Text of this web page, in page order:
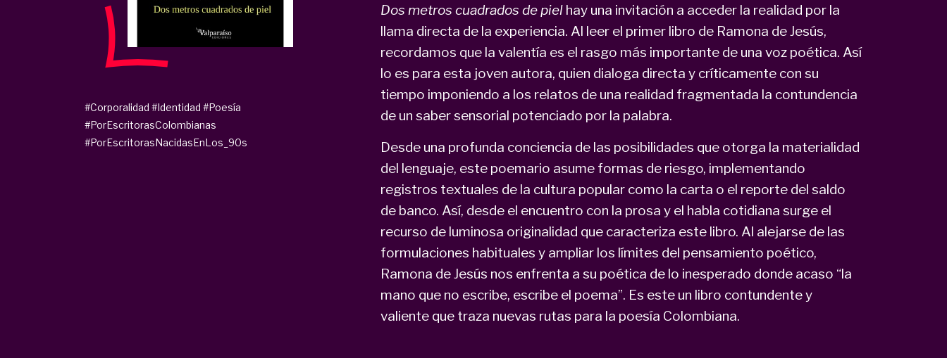
Dos metros cuadrados de pielhay una invitación a acceder la realidad por la
llama directa de la experiencia. Al leer el primer libro de Ramona de Jesús,
recordamos que la valentía es el rasgo más importante de una voz poética. Así
lo es para esta joven autora, quien dialoga directa y críticamente con su
tiempo imponiendo a los relatos de una realidad fragmentada la contundencia
de un saber sensorial potenciado por la palabra.
Desde una profunda conciencia de las posibilidades que otorga la materialidad
del lenguaje, este poemario asume formas de riesgo, implementando
registros textuales de la cultura popular como la carta o el reporte del saldo
de banco. Así, desde el encuentro con la prosa y el habla cotidiana surge el
recurso de luminosa originalidad que caracteriza este libro. Al alejarse de las
formulaciones habituales y ampliar los límites del pensamiento poético,
Ramona de Jesús nos enfrenta a su poética de lo inesperado donde acaso “la
mano que no escribe, escribe el poema”. Es este un libro contundente y
valiente que traza nuevas rutas para la poesía Colombiana.
#Corporalidad #Identidad #Poesía
#PorEscritorasColombianas
#PorEscritorasNacidasEnLos_90s